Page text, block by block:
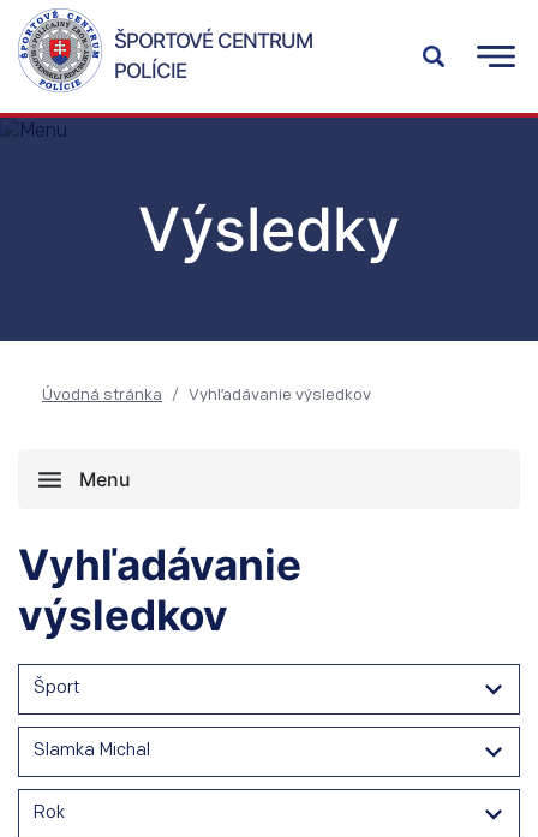
ŠPORTOVÉ CENTRUM
POLÍCIE
Výsledky
Úvodná stránka Vyhľadávanie výsledkov
Menu
Vyhľadávanie
výsledkov
Šport
Slamka Michal
Rok